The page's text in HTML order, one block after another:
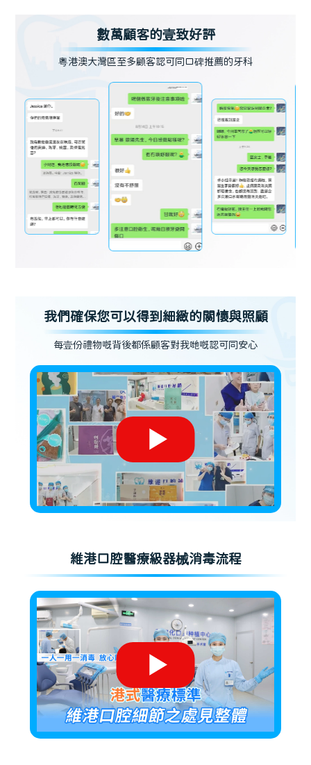
數萬顧客的壹致好評
粵港澳大灣區至多顧客認可同口碑推薦的牙科
我們確保您可以得到細緻的關懷與照顧
每壹份禮物嘅背後都係顧客對我哋嘅認可同安心
維港口腔醫療級器械消毒流程